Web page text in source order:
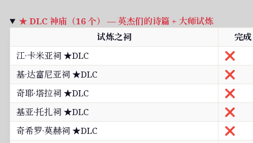
★ DLC 神庙（16 个） — 英杰们的诗篇 + 大师试炼
试炼之祠
完成
江·卡米亚祠 ★DLC
❌
基·达富尼亚祠 ★DLC
❌
奇耶·塔拉祠 ★DLC
❌
基亚·托扎祠 ★DLC
❌
奇希罗·莫赫祠 ★DLC
❌